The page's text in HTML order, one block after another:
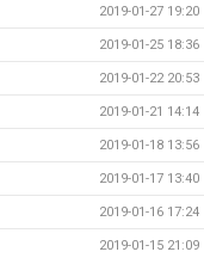
2019-01-27 19:20
2019-01-25 18:36
2019-01-22 20:53
2019-01-21 14:14
2019-01-18 13:56
2019-01-17 13:40
2019-01-16 17:24
2019-01-15 21:09